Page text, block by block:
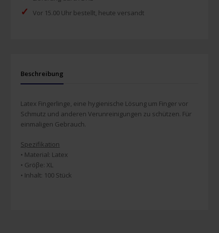
✓ Vor 15.00 Uhr bestellt, heute versandt
Beschreibung
Latex Fingerlinge, eine hygienische Lösung um Finger vor
Schmutz und anderen Verunreinigungen zu schützen. Für
einmaligen Gebrauch.
Spezifikation
• Material: Latex
• Gröβe: XL
• Inhalt: 100 Stück